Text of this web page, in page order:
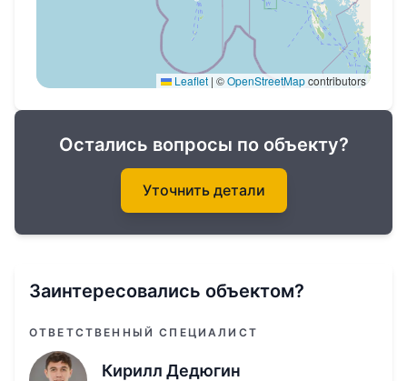
Тренажерный зал
Просторная детская игровая комната
Паркинг на 173 машиноместа.
Преимущества для
владельцев:
Арендные программы: Гарантированный
доход: 7% годовых в течение 5 лет и
Бесплатное проживание: 30 дней в
Есть возможность рассрочки с
первоначальным взносом от 35%.
Leaflet | ©OpenStreetMapcontributors
Остались вопросы по объекту?
Уточнить детали
Заинтересовались объектом?
ОТВЕТСТВЕННЫЙ СПЕЦИАЛИСТ
Кирилл Дедюгин